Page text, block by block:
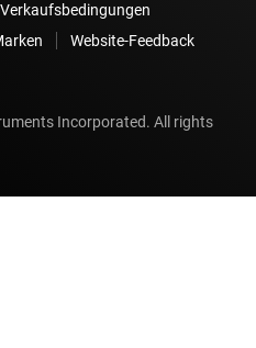
Verkaufsbedingungen
Website-Feedback
Incorporated. All rights